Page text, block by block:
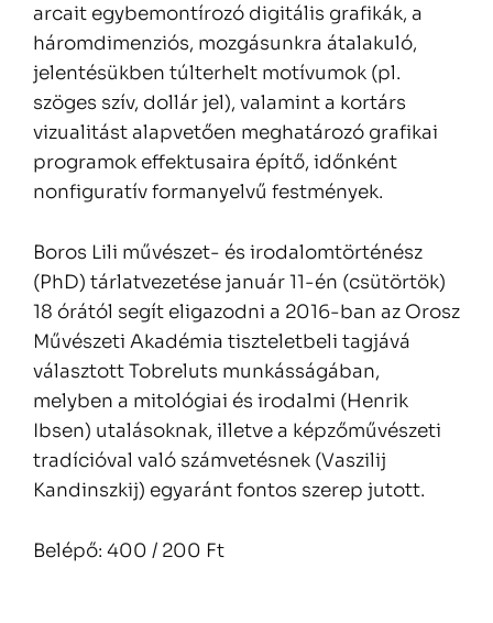
arcait egybemontírozó digitális grafikák, a
háromdimenziós, mozgásunkra átalakuló,
jelentésükben túlterhelt motívumok (pl.
szöges szív, dollár jel), valamint a kortárs
vizualitást alapvetően meghatározó grafikai
programok effektusaira építő, időnként
nonfiguratív formanyelvű festmények.
Boros Lili művészet- és irodalomtörténész
(PhD) tárlatvezetése január 11-én (csütörtök)
18 órától segít eligazodni a 2016-ban az Orosz
Művészeti Akadémia tiszteletbeli tagjává
választott Tobreluts munkásságában,
melyben a mitológiai és irodalmi (Henrik
Ibsen) utalásoknak, illetve a képzőművészeti
tradícióval való számvetésnek (Vaszilij
Kandinszkij) egyaránt fontos szerep jutott.
Belépő: 400 / 200 Ft